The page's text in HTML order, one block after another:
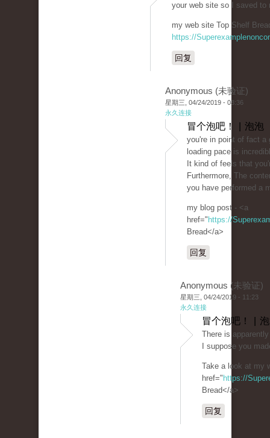
your web site so I saved to
my web site Top Shelf
https://
回复
Anonymous (未验证)
星期三, 04/24/2019 - 08:36
永久连接
冒个泡吧！ | 泡泡
you're in point of fact a
loading pace is
It kind of feels that
Furthermore, The
you have performed a
my blog post - <a
href=" https://
Bread</a>
回复
Anonymous (未验证)
星期三, 04/24/2019 - 11:23
永久连接
冒个泡吧！ |
There is
I suppose you
Take a look at my
href=" https://
Bread</a>
回复